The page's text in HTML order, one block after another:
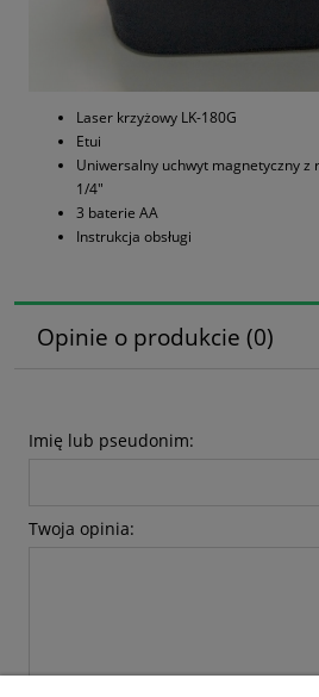
Laser krzyżowy LK-180G
Etui
Uniwersalny uchwyt magnetyczny z
1/4"
3 baterie AA
Instrukcja obsługi
Opinie o produkcie (0)
Imię lub pseudonim:
Twoja opinia: